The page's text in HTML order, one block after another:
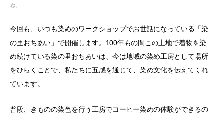
ね。
今回も、いつも染めのワークショップでお世話になっている「染
の里おちあい」で開催します。100年もの間この土地で着物を染
め続けている染の里おちあいは、今は地域の染め工房として場所
をひらくことで、私たちに五感を通じて、染め文化を伝えてくれ
ています。
普段、きものの染色を行う工房でコーヒー染めの体験ができるの